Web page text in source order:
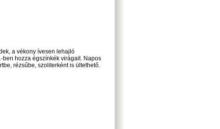
a vékony ívesen lehajló
hozza égszínkék virágait. Napos
rézsűbe, szoliterként is ültethető.